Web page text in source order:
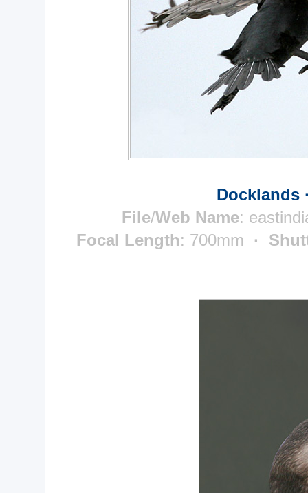
Docklands
File/Web Name:
Focal Length: 700mm ·